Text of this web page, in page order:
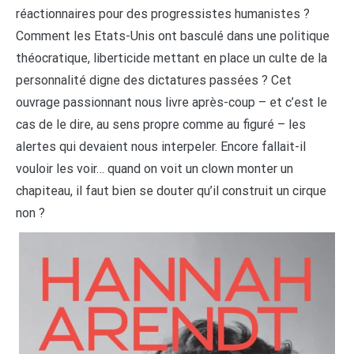
réactionnaires pour des progressistes humanistes ?
Comment les Etats-Unis ont basculé dans une politique
théocratique, liberticide mettant en place un culte de la
personnalité digne des dictatures passées ? Cet
ouvrage passionnant nous livre après-coup – et c’est le
cas de le dire, au sens propre comme au figuré – les
alertes qui devaient nous interpeler. Encore fallait-il
vouloir les voir… quand on voit un clown monter un
chapiteau, il faut bien se douter qu’il construit un cirque
non ?